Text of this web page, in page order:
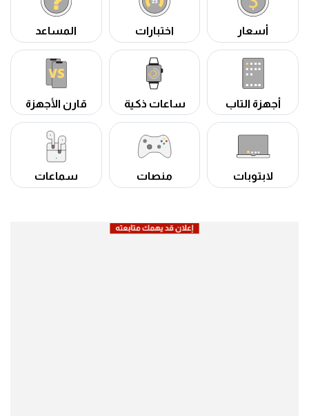
أسعار اختبارات المساعد
أجهزة التاب ساعات ذكية قارن الأجهزة
لابتوبات منصات سماعات